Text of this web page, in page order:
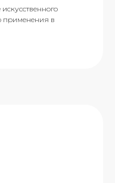
применения в